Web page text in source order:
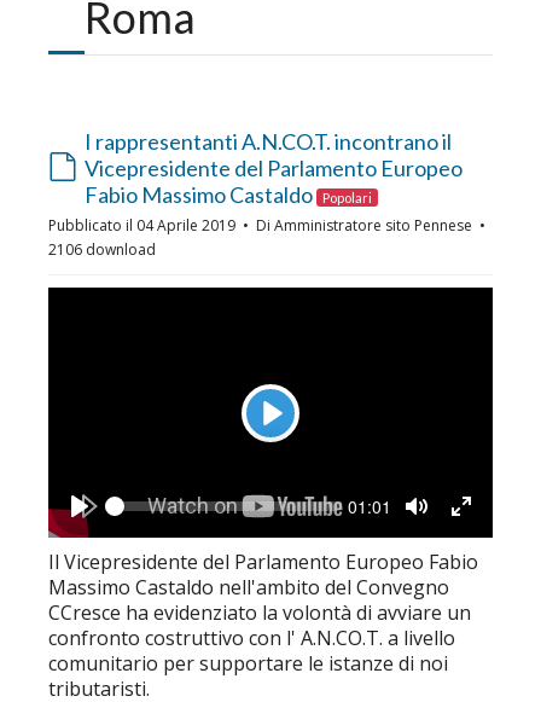
Roma
default
I rappresentanti A.N.CO.T. incontrano il
Vicepresidente del Parlamento Europeo
Fabio Massimo Castaldo
Popolari
Pubblicato il 04 Aprile 2019 Di Amministratore sito Pennese
2106 download
Play
Play
Seek Current
01:01
Mute Fullscreen
Il Vicepresidente del Parlamento Europeo Fabio
Massimo Castaldo nell'ambito del Convegno
CCresce ha evidenziato la volontà di avviare un
confronto costruttivo con l' A.N.CO.T. a livello
comunitario per supportare le istanze di noi
tributaristi.